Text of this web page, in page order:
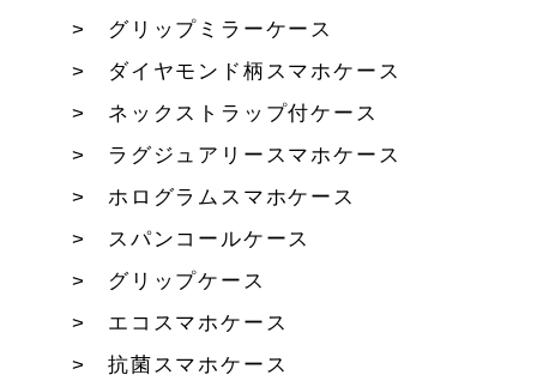
グリップミラーケース
ダイヤモンド柄スマホケース
ネックストラップ付ケース
ラグジュアリースマホケース
ホログラムスマホケース
スパンコールケース
グリップケース
エコスマホケース
抗菌スマホケース